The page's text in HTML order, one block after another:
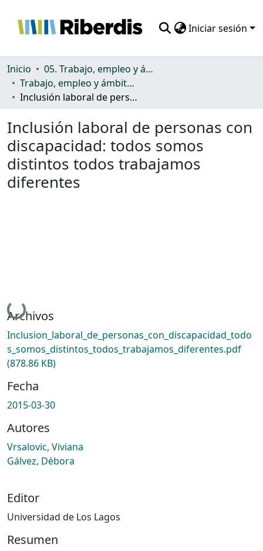
Iniciar sesión
Comunidades
Todo DSpace
Inicio
05. Trabajo, empleo y ámbito productivo
Trabajo, empleo y ámbito productivo
Inclusión laboral de personas con discapacidad: todos somos distintos todos trabajamos diferentes
Inclusión laboral de personas con
discapacidad: todos somos
distintos todos trabajamos
diferentes
Cargando...
Archivos
Inclusion_laboral_de_personas_con_discapacidad_todo
s_somos_distintos_todos_trabajamos_diferentes.pdf
(878.86 KB)
Fecha
2015-03-30
Autores
Vrsalovic, Viviana
Gálvez, Débora
Editor
Universidad de Los Lagos
Resumen